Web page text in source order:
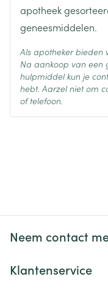
apotheek
geneesmiddelen.
Als apotheker bieden
Na aankoop van een
hulpmiddel kun je
hebt. Aarzel niet om
of telefoon.
Neem contact
Klantenservice